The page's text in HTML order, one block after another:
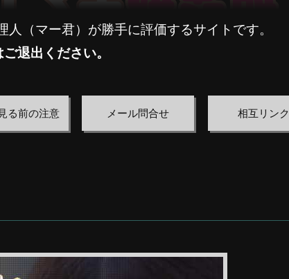
（マー君）が勝手に評価するサイトです。
退出ください。
る前の注意 メール問合せ 相互リンク